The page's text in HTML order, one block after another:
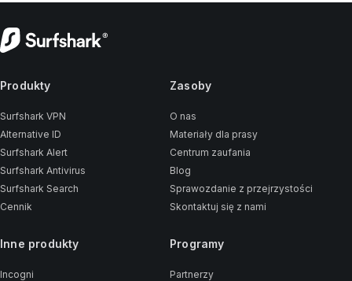
Produkty
Surfshark VPN
Alternative ID
Surfshark Alert
Surfshark Antivirus
Surfshark Search
Cennik
Inne produkty
Incogni
Zasoby
O nas
Materiały dla prasy
Centrum zaufania
Blog
Sprawozdanie z przejrzystości
Skontaktuj się z nami
Programy
Partnerzy